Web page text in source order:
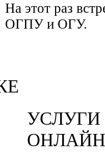
На этот раз
ОГПУ и ОГУ.
УСЛУГИ
ОНЛАЙН